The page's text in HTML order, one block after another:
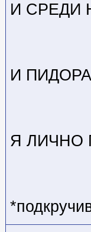
И СРЕДИ
И ПИДОРА
Я ЛИЧНО